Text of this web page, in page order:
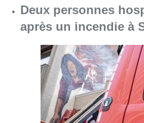
Deux personnes
après un incendie à